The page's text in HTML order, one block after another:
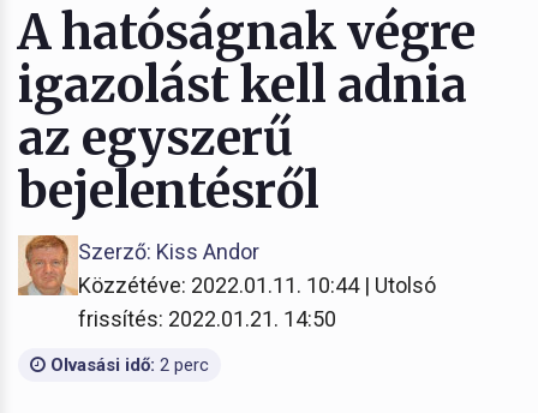
A hatóságnak végre
igazolást kell adnia
az egyszerű
bejelentésről
Szerző: Kiss Andor
Közzétéve: 2022.01.11. 10:44 | Utolsó
frissítés: 2022.01.21. 14:50
Olvasási idő: 2 perc